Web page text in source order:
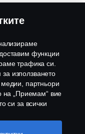
функции
трафика си.
използването
партньори
на „Приемам“ вие
си за всички
своите